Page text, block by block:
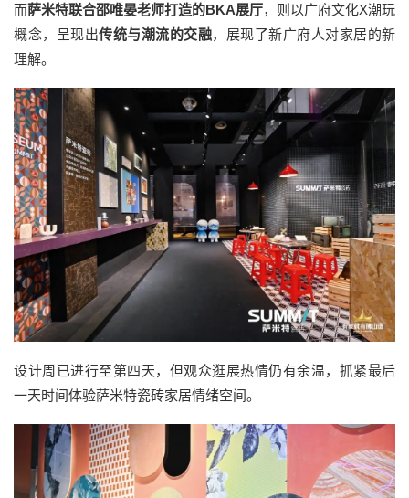
而萨米特联合邵唯晏老师打造的BKA展厅，则以广府文化X潮玩
概念，呈现出传统与潮流的交融，展现了新广府人对家居的新
理解。
设计周已进行至第四天，但观众逛展热情仍有余温，抓紧最后
一天时间体验萨米特瓷砖家居情绪空间。